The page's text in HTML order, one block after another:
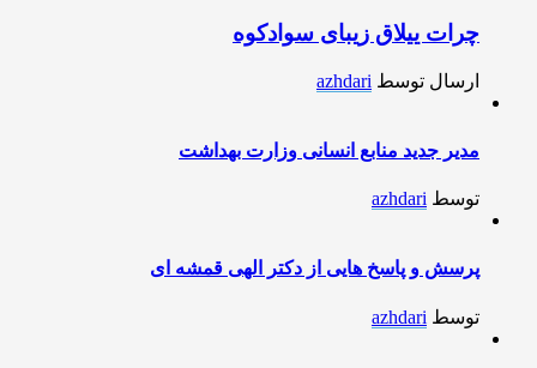
چرات ییلاق زیبای سوادکوه
ارسال توسط azhdari
مدیر جدید منابع انسانی وزارت بهداشت
توسط azhdari
پرسش و پاسخ هایی از دکتر الهی قمشه ای
توسط azhdari